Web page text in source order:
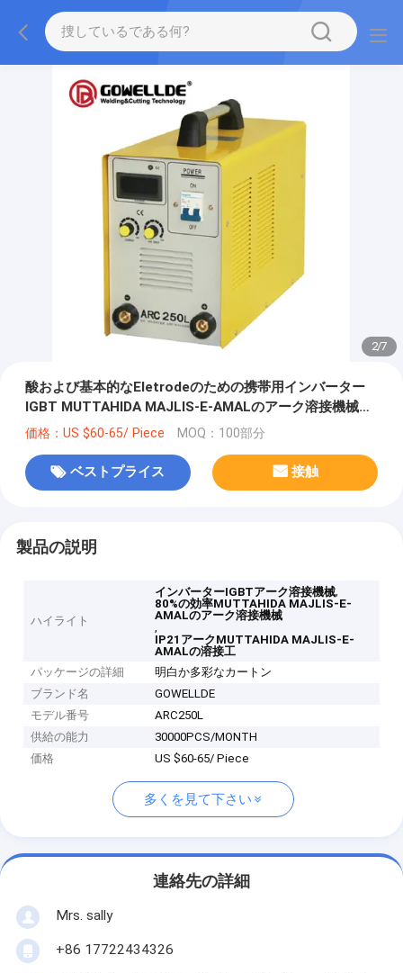
2/7
酸および基本的なEletrodeのための携帯用インバーター
IGBT MUTTAHIDA MAJLIS-E-AMALのアーク溶接機械適
合
価格：US $60-65/ Piece MOQ：100部分
ベストプライス 接触
製品の説明
ハイライト
インバーターIGBTアーク溶接機械,
80%の効率MUTTAHIDA MAJLIS-E-
AMALのアーク溶接機械
,
IP21アークMUTTAHIDA MAJLIS-E-
AMALの溶接工
パッケージの詳細
明白か多彩なカートン
ブランド名
GOWELLDE
モデル番号
ARC250L
供給の能力
30000PCS/MONTH
価格
US $60-65/ Piece
多くを見て下さい
連絡先の詳細
Mrs. sally
+86 17722434326